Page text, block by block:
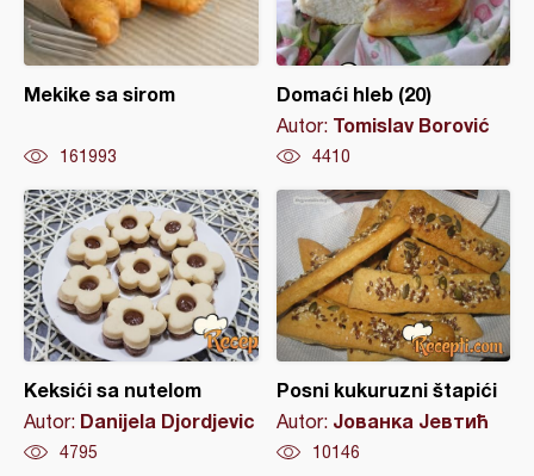
Mekike sa sirom
161993
Domaći hleb (20)
Autor: Tomislav Borović
4410
Keksići sa nutelom
Autor: Danijela Djordjevic
4795
Posni kukuruzni štapići
Autor: Јованка Јевтић
10146